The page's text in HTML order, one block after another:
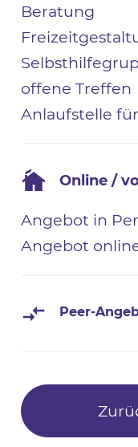
Beratung
offene Treffen
Anlaufstelle
Online /
Angebot in
Angebot
Peer-